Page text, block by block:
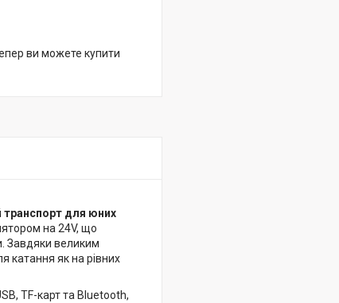
ви можете купити
транспорт для юних
на 24V, що
Завдяки великим
катання як на рівних
TF-карт та Bluetooth,